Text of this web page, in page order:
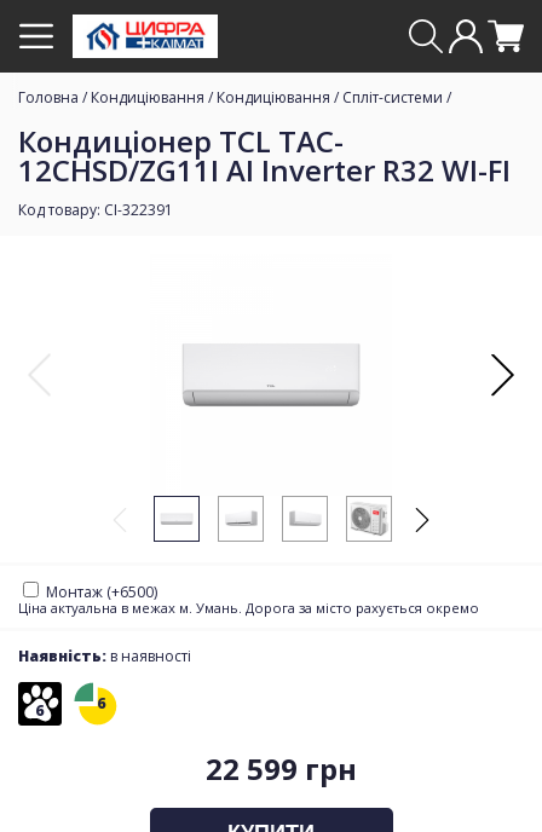
Головна / Кондиціювання / Кондиціювання / Спліт-системи /
Кондиціонер TCL TAC-
12CHSD/ZG11I AI Inverter R32 WI-FI
Код товару: CI-322391
Наявність: в наявності
6 6
22 599 грн
Монтаж (+6500)
Ціна актуальна в межах м. Умань. Дорога за місто рахується окремо